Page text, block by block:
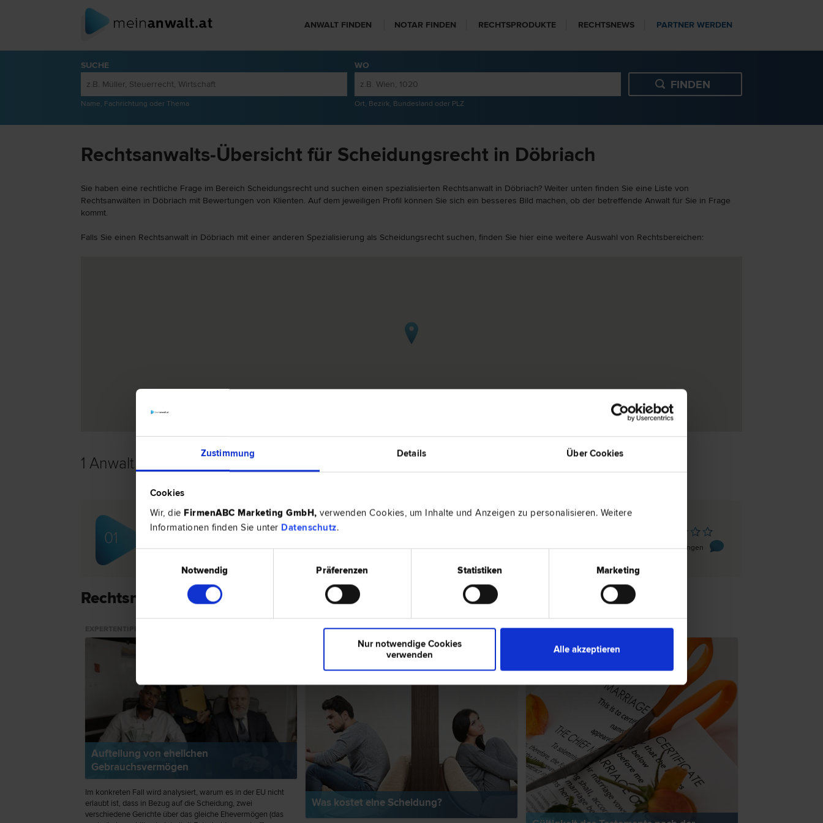
Zustimmung Details Über Cookies
Cookies
Wir, die FirmenABC Marketing GmbH, verwenden Cookies, um Inhalte und Anzeigen zu personalisieren. Weitere
Informationen finden Sie unter Datenschutz.
Notwendig
Präferenzen Statistiken Marketing
Nur notwendige Cookies
verwenden
Alle akzeptieren
ANWALT FINDEN NOTAR FINDEN RECHTSPRODUKTE RECHTSNEWS PARTNER WERDEN
SUCHE
Name, Fachrichtung oder Thema
WO
Ort, Bezirk, Bundesland oder PLZ
Rechtsanwalts-Übersicht für Scheidungsrecht in Döbriach
Sie haben eine rechtliche Frage im Bereich Scheidungsrecht und suchen einen spezialisierten Rechtsanwalt in Döbriach? Weiter unten finden Sie eine Liste von
Rechtsanwälten in Döbriach mit Bewertungen von Klienten. Auf dem jeweiligen Profil können Sie sich ein besseres Bild machen, ob der betreffende Anwalt für Sie in Frage
kommt.
Falls Sie einen Rechtsanwalt in Döbriach mit einer anderen Spezialisierung als Scheidungsrecht suchen, finden Sie hier eine weitere Auswahl von Rechtsbereichen:
1 Anwalt - Scheidungsrecht in Döbriach
01
Dr. Barbara SCHUPFER
0 Bewertungen
Rechtsnews & Expertentipps zum Thema "Scheidungsrecht"
Aufteilung von ehelichen
Gebrauchsvermögen
Im konkreten Fall wird analysiert, warum es in der EU nicht
erlaubt ist, dass in Bezug auf die Scheidung, zwei
verschiedene Gerichte über das gleiche Ehevermögen (das
RECHTSNEWS
Was kostet eine Scheidung?
RECHTSNEWS